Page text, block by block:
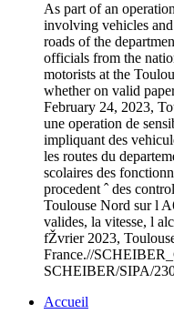
As part of an
involving vehicles
roads of the
officials from the
motorists at the
whether on valid
February 24, 2023,
une operation de
impliquant des
les routes du
scolaires des
procedent ˆ des
Toulouse Nord sur l
valides, la vitesse, l
fŽvrier 2023,
France.//
SCHEIBER/SIPA/
Accueil